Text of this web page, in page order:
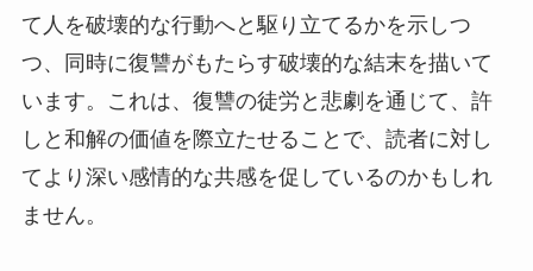
て人を破壊的な行動へと駆り立てるかを示しつ
つ、同時に復讐がもたらす破壊的な結末を描いて
います。これは、復讐の徒労と悲劇を通じて、許
しと和解の価値を際立たせることで、読者に対し
てより深い感情的な共感を促しているのかもしれ
ません。